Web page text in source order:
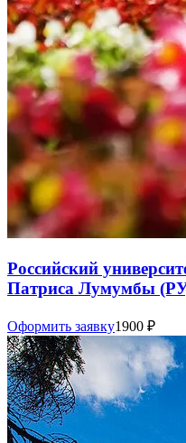
Российский
Патриса Лумумбы
Оформить заявку1900 ₽